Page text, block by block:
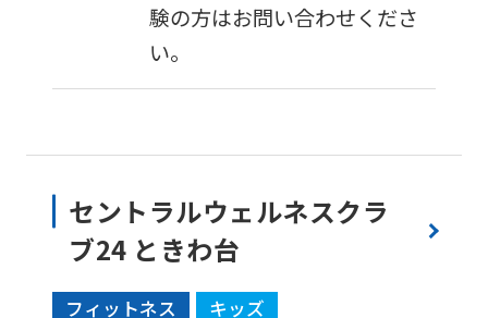
験の方はお問い合わせくださ
い。
セントラルウェルネスクラ
ブ24 ときわ台
フィットネス キッズ